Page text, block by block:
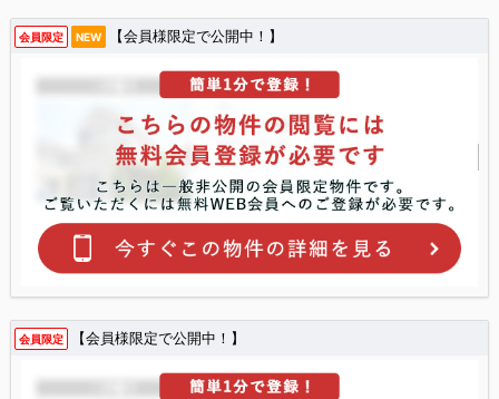
会員限定 NEW 【会員様限定で公開中！】
会員限定 【会員様限定で公開中！】